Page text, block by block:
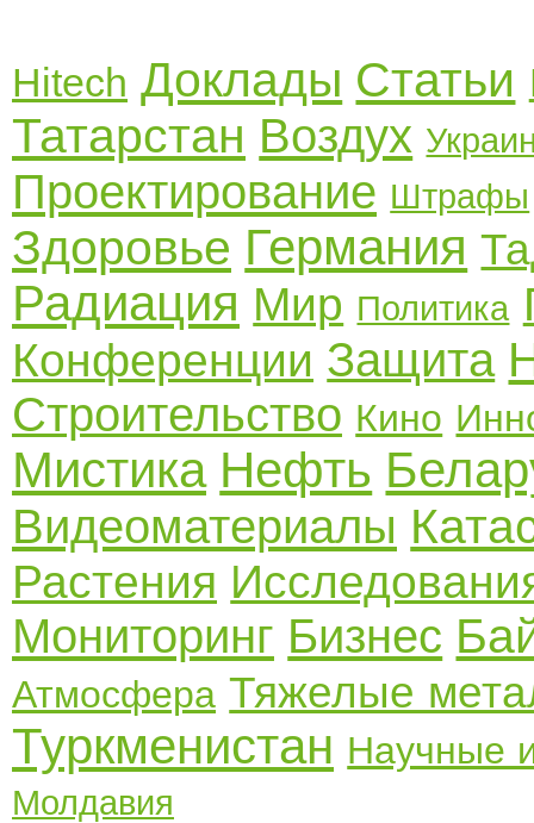
Hitech Доклады Статьи
Татарстан Воздух
Проектирование Штрафы
Здоровье Германия
Радиация Мир Политика
Конференции Защита
Строительство Кино
Мистика Нефть
Видеоматериалы
Растения
Мониторинг Бизнес
Атмосфера Тяжелые
Туркменистан Научные
Молдавия